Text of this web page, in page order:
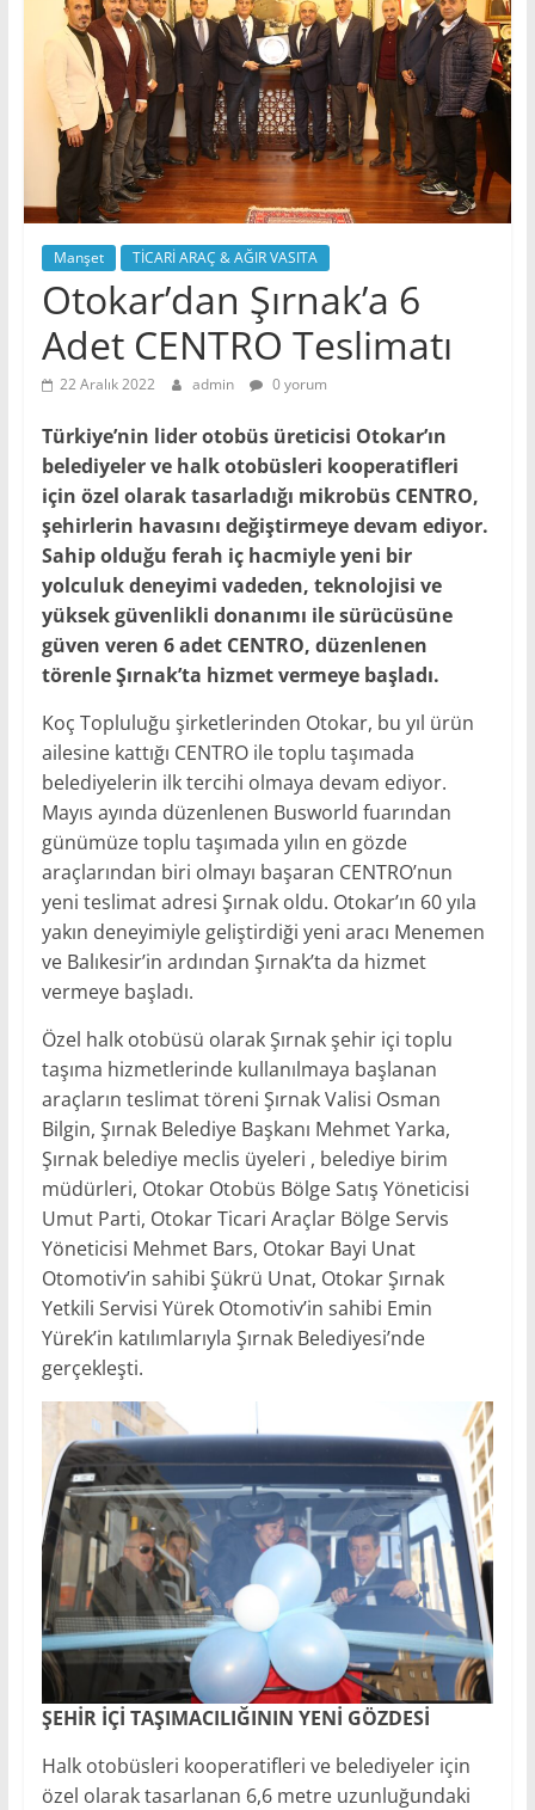
Manşet TİCARİ ARAÇ & AĞIR VASITA
Otokar’dan Şırnak’a 6
Adet CENTRO Teslimatı
22 Aralık 2022 admin 0 yorum
Türkiye’nin lider otobüs üreticisi Otokar’ın
belediyeler ve halk otobüsleri kooperatifleri
için özel olarak tasarladığı mikrobüs CENTRO,
şehirlerin havasını değiştirmeye devam ediyor.
Sahip olduğu ferah iç hacmiyle yeni bir
yolculuk deneyimi vadeden, teknolojisi ve
yüksek güvenlikli donanımı ile sürücüsüne
güven veren 6 adet CENTRO, düzenlenen
törenle Şırnak’ta hizmet vermeye başladı.
Koç Topluluğu şirketlerinden Otokar, bu yıl ürün
ailesine kattığı CENTRO ile toplu taşımada
belediyelerin ilk tercihi olmaya devam ediyor.
Mayıs ayında düzenlenen Busworld fuarından
günümüze toplu taşımada yılın en gözde
araçlarından biri olmayı başaran CENTRO’nun
yeni teslimat adresi Şırnak oldu. Otokar’ın 60 yıla
yakın deneyimiyle geliştirdiği yeni aracı Menemen
ve Balıkesir’in ardından Şırnak’ta da hizmet
vermeye başladı.
Özel halk otobüsü olarak Şırnak şehir içi toplu
taşıma hizmetlerinde kullanılmaya başlanan
araçların teslimat töreni Şırnak Valisi Osman
Bilgin, Şırnak Belediye Başkanı Mehmet Yarka,
Şırnak belediye meclis üyeleri , belediye birim
müdürleri, Otokar Otobüs Bölge Satış Yöneticisi
Umut Parti, Otokar Ticari Araçlar Bölge Servis
Yöneticisi Mehmet Bars, Otokar Bayi Unat
Otomotiv’in sahibi Şükrü Unat, Otokar Şırnak
Yetkili Servisi Yürek Otomotiv’in sahibi Emin
Yürek’in katılımlarıyla Şırnak Belediyesi’nde
gerçekleşti.
ŞEHİR İÇİ TAŞIMACILIĞININ YENİ GÖZDESİ
Halk otobüsleri kooperatifleri ve belediyeler için
özel olarak tasarlanan 6,6 metre uzunluğundaki